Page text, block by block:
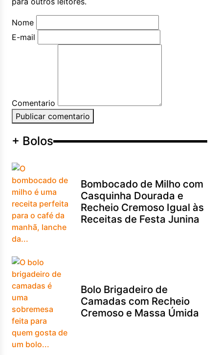
Nome
E-mail
Comentario
Publicar comentario
+ Bolos
Bombocado de Milho com
Casquinha Dourada e
Recheio Cremoso Igual às
Receitas de Festa Junina
Bolo Brigadeiro de
Camadas com Recheio
Cremoso e Massa Úmida